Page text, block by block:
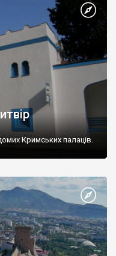
Кримських палаців.